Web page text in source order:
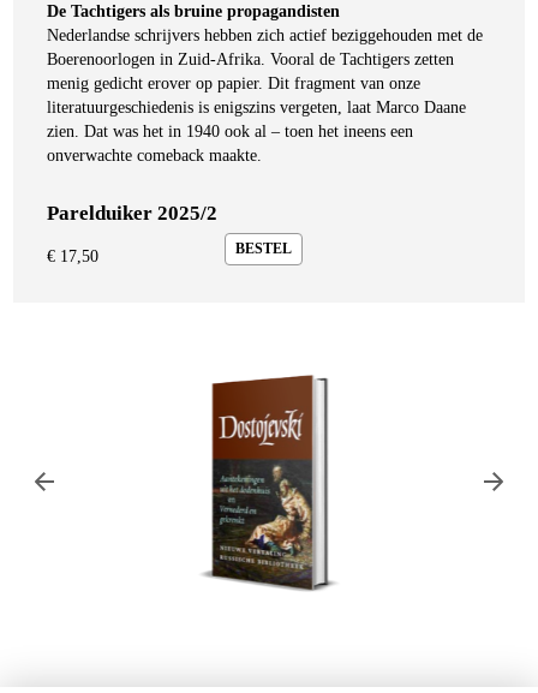
BESTEL
De Tachtigers als bruine propagandisten
Nederlandse schrijvers hebben zich actief beziggehouden met de
Boerenoorlogen in Zuid-Afrika. Vooral de Tachtigers zetten
menig gedicht erover op papier. Dit fragment van onze
literatuurgeschiedenis is enigszins vergeten, laat Marco Daane
zien. Dat was het in 1940 ook al – toen het ineens een
onverwachte comeback maakte.
Parelduiker 2025/2
€ 17,50 BESTEL